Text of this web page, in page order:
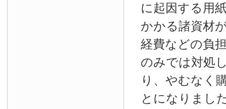
に起因する用
かかる諸資材
経費などの負
のみでは対処
り、やむなく
とになりまし